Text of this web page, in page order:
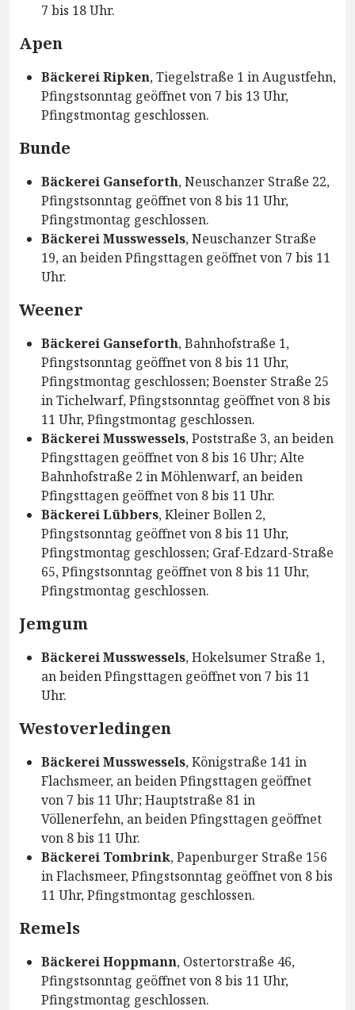
7 bis 18 Uhr.
Apen
Bäckerei Ripken, Tiegelstraße 1 in Augustfehn,
Pfingstsonntag geöffnet von 7 bis 13 Uhr,
Pfingstmontag geschlossen.
Bunde
Bäckerei Ganseforth, Neuschanzer Straße 22,
Pfingstsonntag geöffnet von 8 bis 11 Uhr,
Pfingstmontag geschlossen.
Bäckerei Musswessels, Neuschanzer Straße
19, an beiden Pfingsttagen geöffnet von 7 bis 11
Uhr.
Weener
Bäckerei Ganseforth, Bahnhofstraße 1,
Pfingstsonntag geöffnet von 8 bis 11 Uhr,
Pfingstmontag geschlossen; Boenster Straße 25
in Tichelwarf, Pfingstsonntag geöffnet von 8 bis
11 Uhr, Pfingstmontag geschlossen.
Bäckerei Musswessels, Poststraße 3, an beiden
Pfingsttagen geöffnet von 8 bis 16 Uhr; Alte
Bahnhofstraße 2 in Möhlenwarf, an beiden
Pfingsttagen geöffnet von 8 bis 11 Uhr.
Bäckerei Lübbers, Kleiner Bollen 2,
Pfingstsonntag geöffnet von 8 bis 11 Uhr,
Pfingstmontag geschlossen; Graf-Edzard-Straße
65, Pfingstsonntag geöffnet von 8 bis 11 Uhr,
Pfingstmontag geschlossen.
Jemgum
Bäckerei Musswessels, Hokelsumer Straße 1,
an beiden Pfingsttagen geöffnet von 7 bis 11
Uhr.
Westoverledingen
Bäckerei Musswessels, Königstraße 141 in
Flachsmeer, an beiden Pfingsttagen geöffnet
von 7 bis 11 Uhr; Hauptstraße 81 in
Völlenerfehn, an beiden Pfingsttagen geöffnet
von 8 bis 11 Uhr.
Bäckerei Tombrink, Papenburger Straße 156
in Flachsmeer, Pfingstsonntag geöffnet von 8 bis
11 Uhr, Pfingstmontag geschlossen.
Remels
Bäckerei Hoppmann, Ostertorstraße 46,
Pfingstsonntag geöffnet von 8 bis 11 Uhr,
Pfingstmontag geschlossen.